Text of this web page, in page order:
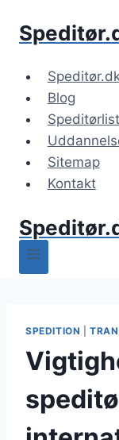
Blog
Sitemap
Kontakt
SPEDITION |